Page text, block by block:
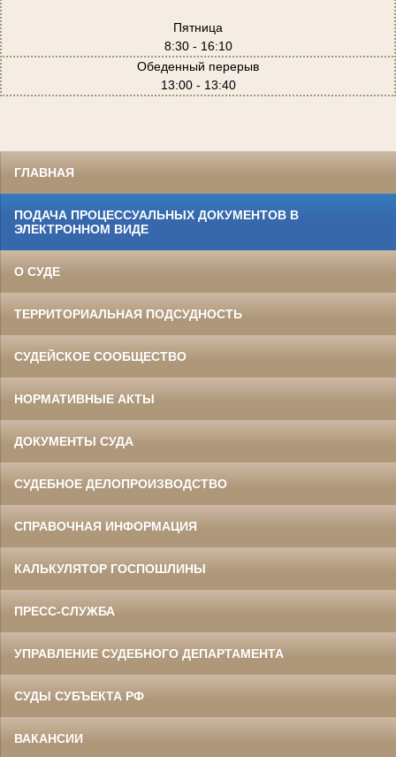
Пятница
8:30 - 16:10
Обеденный перерыв
13:00 - 13:40
ГЛАВНАЯ
ПОДАЧА ПРОЦЕССУАЛЬНЫХ ДОКУМЕНТОВ В
ЭЛЕКТРОННОМ ВИДЕ
О СУДЕ
ТЕРРИТОРИАЛЬНАЯ ПОДСУДНОСТЬ
СУДЕЙСКОЕ СООБЩЕСТВО
НОРМАТИВНЫЕ АКТЫ
ДОКУМЕНТЫ СУДА
СУДЕБНОЕ ДЕЛОПРОИЗВОДСТВО
СПРАВОЧНАЯ ИНФОРМАЦИЯ
КАЛЬКУЛЯТОР ГОСПОШЛИНЫ
ПРЕСС-СЛУЖБА
УПРАВЛЕНИЕ СУДЕБНОГО ДЕПАРТАМЕНТА
СУДЫ СУБЪЕКТА РФ
ВАКАНСИИ